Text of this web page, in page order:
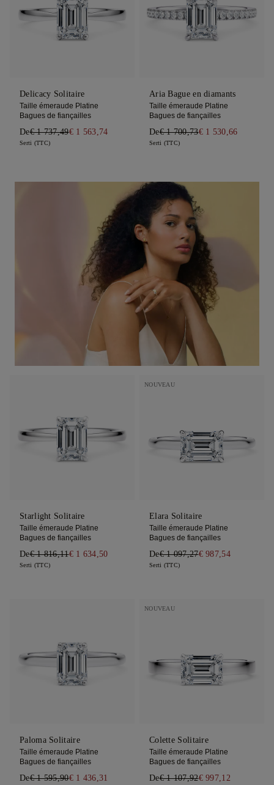
Delicacy Solitaire
Taille émeraude Platine
Bagues de fiançailles
De€ 1 737,49€ 1 563,74
Serti (TTC)
Aria Bague en diamants
Taille émeraude Platine
Bagues de fiançailles
De€ 1 700,73€ 1 530,66
Serti (TTC)
Starlight Solitaire
Taille émeraude Platine
Bagues de fiançailles
De€ 1 816,11€ 1 634,50
Serti (TTC)
NOUVEAU
Elara Solitaire
Taille émeraude Platine
Bagues de fiançailles
De€ 1 097,27€ 987,54
Serti (TTC)
Paloma Solitaire
Taille émeraude Platine
Bagues de fiançailles
De€ 1 595,90€ 1 436,31
NOUVEAU
Colette Solitaire
Taille émeraude Platine
Bagues de fiançailles
De€ 1 107,92€ 997,12